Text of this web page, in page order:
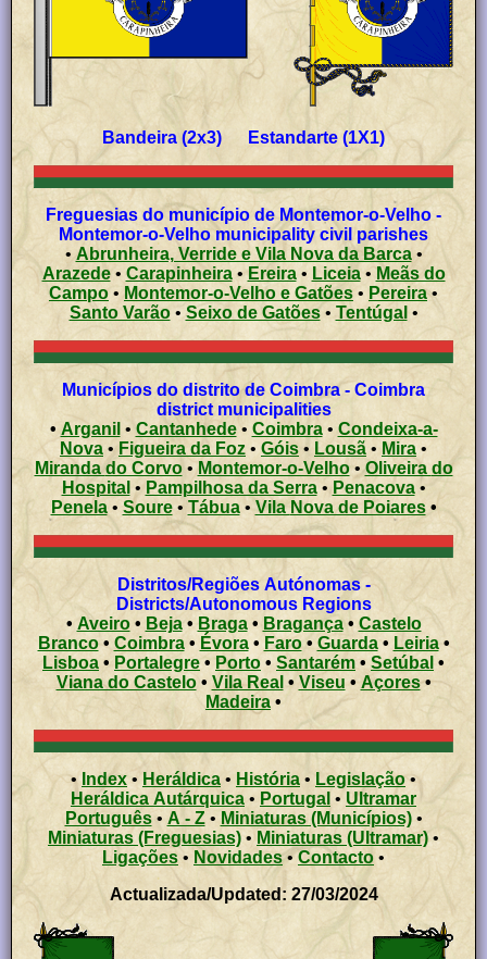
Bandeira (2x3) Estandarte (1X1)
Freguesias do município de Montemor-o-Velho -
Montemor-o-Velho municipality civil parishes
• Abrunheira, Verride e Vila Nova da Barca•
Arazede• Carapinheira•Ereira • Liceia•Meãs do
Campo • Montemor-o-Velho e Gatões • Pereira•
Santo Varão• Seixo de Gatões• Tentúgal •
Municípios do distrito de Coimbra - Coimbra
district municipalities
• Arganil • Cantanhede• Coimbra• Condeixa-a-
Nova • Figueira da Foz • Góis • Lousã • Mira •
Miranda do Corvo• Montemor-o-Velho•Oliveira do
Hospital • Pampilhosa da Serra• Penacova•
Penela• Soure• Tábua• Vila Nova de Poiares•
Distritos/Regiões Autónomas -
Districts/Autonomous Regions
• Aveiro• Beja• Braga• Bragança• Castelo
Branco• Coimbra• Évora• Faro• Guarda• Leiria•
Lisboa • Portalegre•Porto • Santarém • Setúbal •
Viana do Castelo• Vila Real • Viseu• Açores •
Madeira •
• Index • Heráldica • História • Legislação •
Heráldica Autárquica • Portugal • Ultramar
Português• A - Z• Miniaturas (Municípios)•
Miniaturas (Freguesias) • Miniaturas (Ultramar)•
Ligações • Novidades•Contacto •
Actualizada/Updated: 27/03/2024